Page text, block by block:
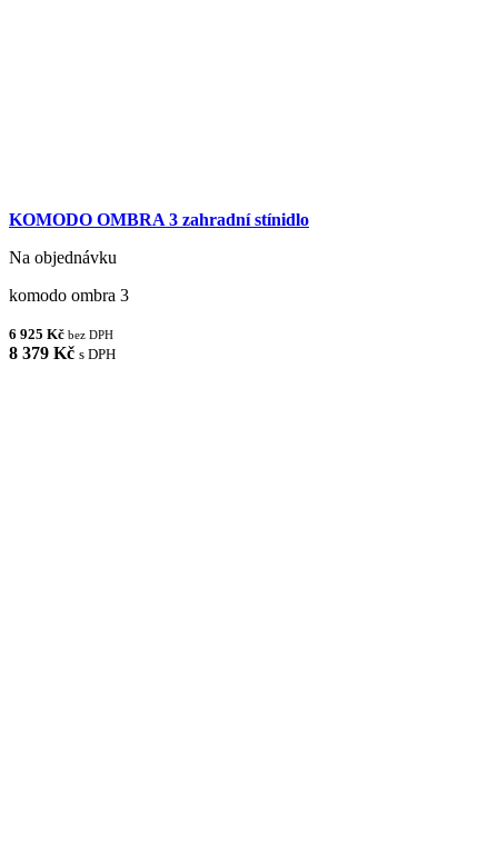
KOMODO OMBRA 3 zahradní stínidlo
Na objednávku
komodo ombra 3
6 925 Kč bez DPH
8 379 Kč s DPH